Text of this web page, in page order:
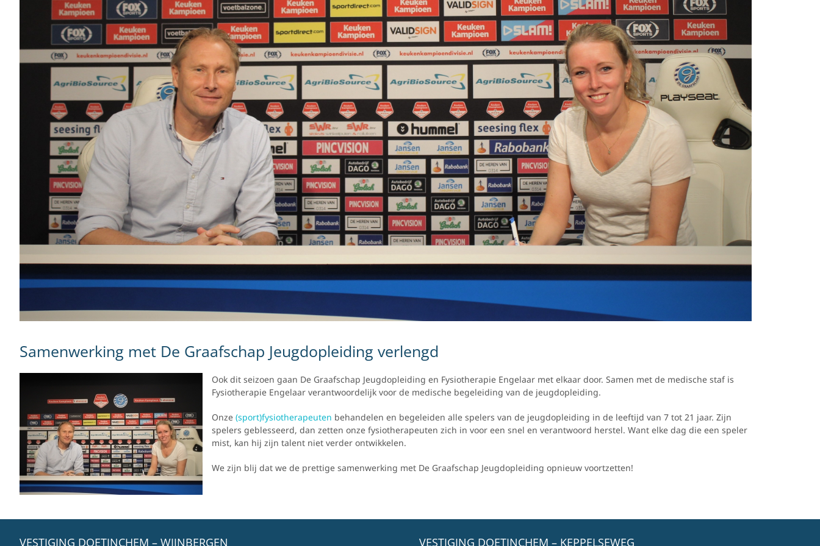
Samenwerking met De Graafschap Jeugdopleiding verlengd
Ook dit seizoen gaan De Graafschap Jeugdopleiding en Fysiotherapie Engelaar met elkaar door. Samen met de medische staf is
Fysiotherapie Engelaar verantwoordelijk voor de medische begeleiding van de jeugdopleiding.
Onze (sport)fysiotherapeuten behandelen en begeleiden alle spelers van de jeugdopleiding in de leeftijd van 7 tot 21 jaar. Zijn
spelers geblesseerd, dan zetten onze fysiotherapeuten zich in voor een snel en verantwoord herstel. Want elke dag die een speler
mist, kan hij zijn talent niet verder ontwikkelen.
We zijn blij dat we de prettige samenwerking met De Graafschap Jeugdopleiding opnieuw voortzetten!
VESTIGING DOETINCHEM – WIJNBERGEN VESTIGING DOETINCHEM – KEPPELSEWEG